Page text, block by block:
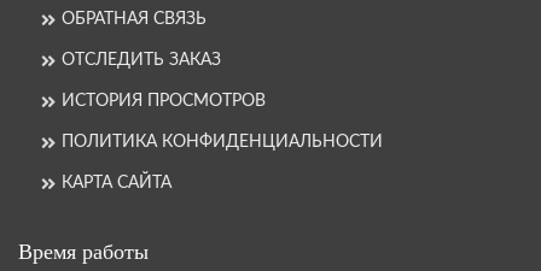
ОБРАТНАЯ СВЯЗЬ
ОТСЛЕДИТЬ ЗАКАЗ
ИСТОРИЯ ПРОСМОТРОВ
ПОЛИТИКА КОНФИДЕНЦИАЛЬНОСТИ
КАРТА САЙТА
Время работы